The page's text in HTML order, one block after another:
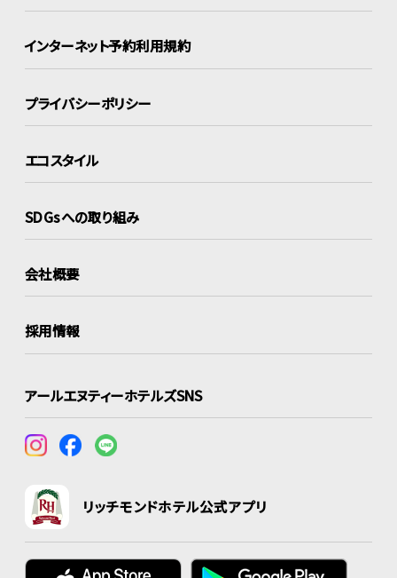
インターネット予約利用規約
プライバシーポリシー
エコスタイル
SDGsへの取り組み
会社概要
採用情報
アールエヌティーホテルズSNS
リッチモンドホテル公式アプリ